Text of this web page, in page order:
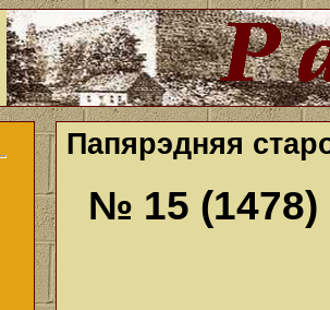
Папярэдняя
№ 15 (1478)